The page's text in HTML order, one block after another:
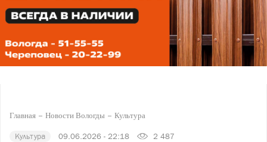
Главная Новости Вологды Культура
Культура 09.06.2026 - 22:18 2 487